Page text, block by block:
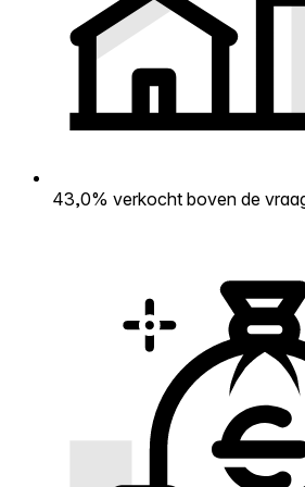
43,0% verkocht boven de